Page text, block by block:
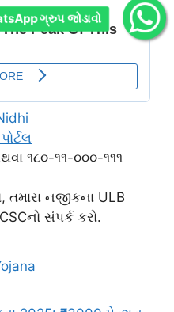
ગ્રુપ જોડાવો
૧૮૦-૧૧-૦૦૦-૧૧૧
નજીકના ULB
સંપર્ક કરો.